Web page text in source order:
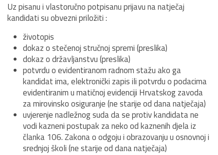
Uz pisanu i vlastoručno potpisanu prijavu na natječaj
kandidati su obvezni priložiti :
životopis
dokaz o stečenoj stručnoj spremi (preslika)
dokaz o državljanstvu (preslika)
potvrdu o evidentiranom radnom stažu ako ga
kandidat ima, elektronički zapis ili potvrdu o podacima
evidentiranim u matičnoj evidenciji Hrvatskog zavoda
za mirovinsko osiguranje (ne starije od dana natječaja)
uvjerenje nadležnog suda da se protiv kandidata ne
vodi kazneni postupak za neko od kaznenih djela iz
članka 106. Zakona o odgoju i obrazovanju u osnovnoj i
srednjoj školi (ne starije od dana natječaja)